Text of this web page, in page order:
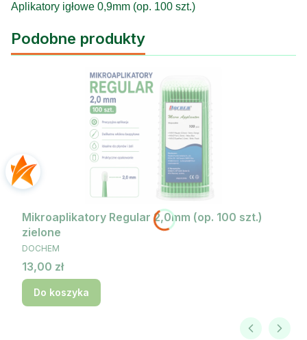
Aplikatory igłowe 0,9mm (op. 100 szt.)
Podobne produkty
Mikroaplikatory Regular 2,0mm (op. 100 szt.)
zielone
PRODUCENT
DOCHEM
Cena
13,00 zł
Do koszyka